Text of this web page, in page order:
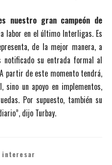
nuestro gran campeón de
labor en el último Interligas. Es
de la mejor manera, a
notificado su entrada formal al
partir de este momento tendrá,
sino un apoyo en implementos,
Por supuesto, también su
dijo Turbay.
interesar